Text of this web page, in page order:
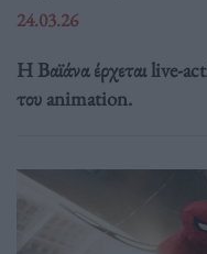
24.03.26
Η Βαϊάνα έρχεται live-
του animation.